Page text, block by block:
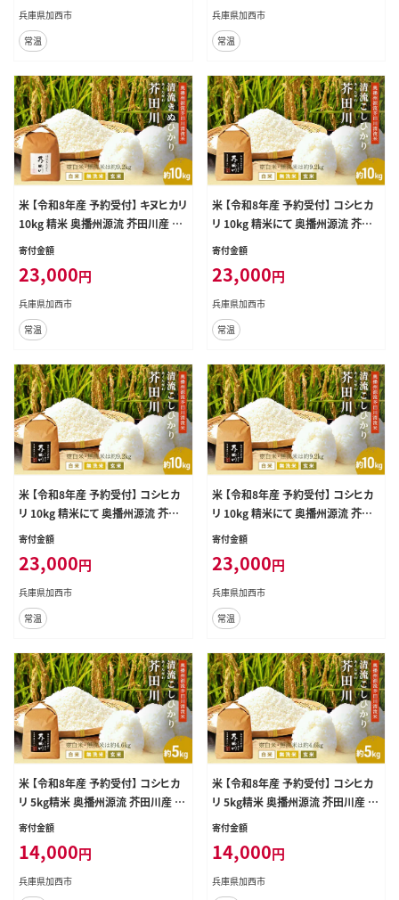
美味しい おいしい 玄米
兵庫県加西市
常温
美味しい おいしい 白米
兵庫県加西市
常温
米 【令和8年産 予約受付】 キヌヒカリ
10kg 精米 奥播州源流 芥田川産 芥
田川 農家直送 10キロ 国産米 きぬ
おいしいお米 お祝い 内祝い 贈答
美味しい おいしい 無洗米
寄付金額
23,000円
兵庫県加西市
常温
米 【令和8年産 予約受付】 コシヒカ
リ 10kg 精米にて 奥播州源流 芥田
川産 芥田川 農家直送 10キロ 国産
ギフト おいしいお米 お祝い 内祝い
贈答 美味しい おいしい 玄米
寄付金額
23,000円
兵庫県加西市
常温
米 【令和8年産 予約受付】 コシヒカ
リ 10kg 精米にて 奥播州源流 芥田
川産 芥田川 農家直送 10キロ 国産
ギフト おいしいお米 お祝い 内祝い
贈答 美味しい おいしい 無洗米
寄付金額
23,000円
兵庫県加西市
常温
米 【令和8年産 予約受付】 コシヒカ
リ 10kg 精米にて 奥播州源流 芥田
川産 芥田川 農家直送 10キロ 国産
ギフト おいしいお米 お祝い 内祝い
贈答 美味しい おいしい 白米
寄付金額
23,000円
兵庫県加西市
常温
米 【令和8年産 予約受付】 コシヒカ
リ 5kg精米 奥播州源流 芥田川産 芥
田川 農家直送 5キロ 国産米 こしひ
いしいお米 お祝い 内祝い 贈答 美
味しい おいしい 玄米
寄付金額
14,000円
兵庫県加西市
米 【令和8年産 予約受付】 コシヒカ
リ 5kg精米 奥播州源流 芥田川産 芥
田川 農家直送 5キロ 国産米 こしひ
いしいお米 お祝い 内祝い 贈答 美
味しい おいしい 白米
寄付金額
14,000円
兵庫県加西市